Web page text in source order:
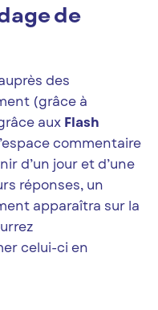
de
des
(grâce à
aux Flash
commentaire
d’un jour et d’une
réponses, un
apparaîtra sur la
celui-ci en